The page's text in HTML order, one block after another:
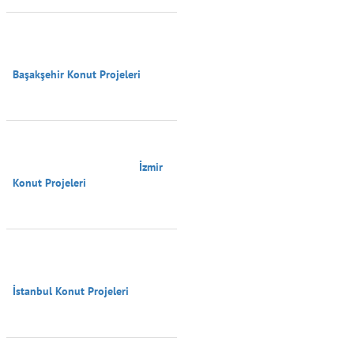
Başakşehir Konut Projeleri
Konut Projeleri
İstanbul Konut Projeleri